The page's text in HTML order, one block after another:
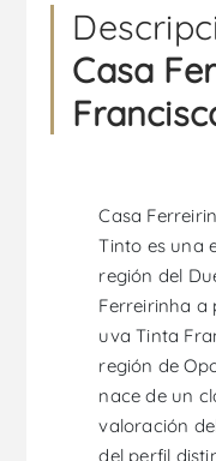
Casa
Casa
Tinto es una
región del
Ferreirinha a
uva Tinta
región de
nace de un
valoración
del perfil